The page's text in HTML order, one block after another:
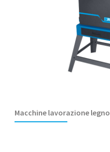
Macchine lavorazione legno